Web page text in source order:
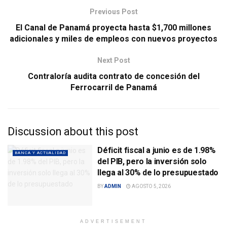
Previous Post
El Canal de Panamá proyecta hasta $1,700 millones
adicionales y miles de empleos con nuevos proyectos
Next Post
Contraloría audita contrato de concesión del
Ferrocarril de Panamá
Discussion about this post
BANCA Y ACTUALIDAD
Déficit fiscal a junio es de 1.98%
del PIB, pero la inversión solo
llega al 30% de lo presupuestado
BYADMIN AGOSTO 5, 2026
ADVERTISEMENT